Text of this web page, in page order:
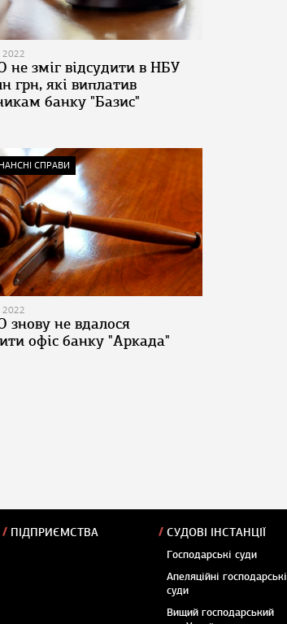
2022
зміг відсудити в НБУ
грн, які виплатив
банку "Базис"
СПРАВИ
2022
не вдалося
офіс банку "Аркада"
ПІДПРИЄМСТВА СУДОВІ ІНСТАНЦІЇ
Господарські суди
Апеляційні господарські
суди
Вищий господарський